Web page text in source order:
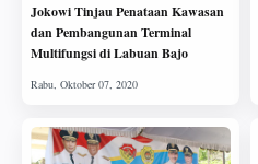
Jokowi Tinjau Penataan Kawasan
dan Pembangunan Terminal
Multifungsi di Labuan Bajo